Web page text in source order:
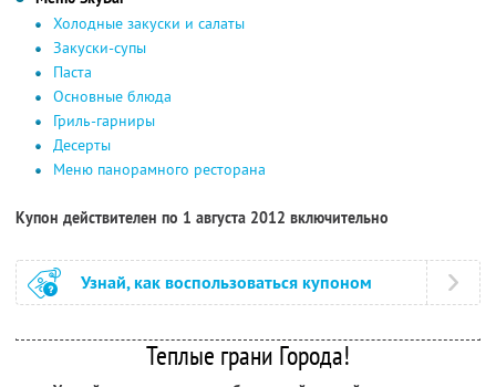
Холодные закуски и салаты
Закуски-супы
Паста
Основные блюда
Гриль-гарниры
Десерты
Меню панорамного ресторана
Купон действителен по 1 августа 2012 включительно
Узнай, как воспользоваться купоном
Теплые грани Города!